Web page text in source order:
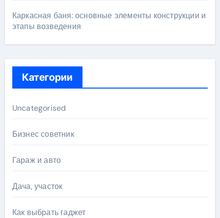
Каркасная баня: основные элементы конструкции и
этапы возведения
Категории
Uncategorised
Бизнес советник
Гараж и авто
Дача, участок
Как выбрать гаджет